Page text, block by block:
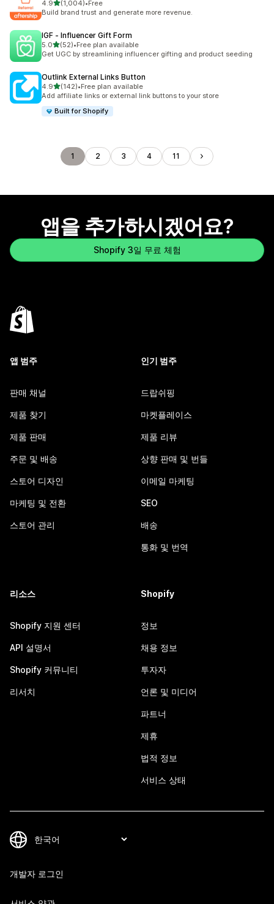
4.9별 5개 중
(1,004)
총 리뷰 1004개
•Free
Build brand trust and generate more revenue.
IGF ‑ Influencer Gift Form
5.0별 5개 중
(52)
총 리뷰 52개
•Free plan available
Get UGC by streamlining influencer gifting and product seeding
Outlink External Links Button
4.9별 5개 중
(142)
총 리뷰 142개
•Free plan available
Add affiliate links or external link buttons to your store
Built for Shopify
1 2 3 4 11
앱을 추가하시겠어요?
Shopify 3일 무료 체험
앱 범주
판매 채널
제품 찾기
제품 판매
주문 및 배송
스토어 디자인
마케팅 및 전환
스토어 관리
인기 범주
드랍쉬핑
마켓플레이스
제품 리뷰
상향 판매 및 번들
이메일 마케팅
SEO
배송
통화 및 번역
리소스
Shopify 지원 센터
API 설명서
Shopify 커뮤니티
리서치
Shopify
정보
채용 정보
투자자
언론 및 미디어
파트너
제휴
법적 정보
서비스 상태
개발자 로그인